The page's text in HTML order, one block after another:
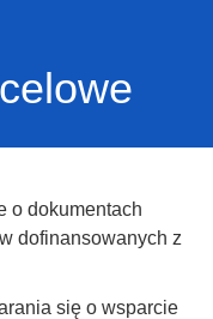
o dokumentach
dofinansowanych z
się o wsparcie